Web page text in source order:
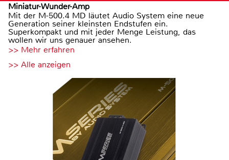
Miniatur-Wunder-Amp
Mit der M-500.4 MD läutet Audio System eine neue
Generation seiner kleinsten Endstufen ein.
Superkompakt und mit jeder Menge Leistung, das
wollen wir uns genauer ansehen.
>> Mehr erfahren
>> Alle anzeigen